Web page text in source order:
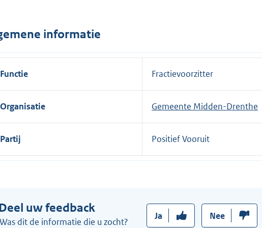
l
n
:
informatie
Functie Fractievoorzitter
Organisatie Gemeente Midden-Drenthe
Partij Positief Vooruit
uw feedback
Was dit de informatie die u zocht?
Ja Nee